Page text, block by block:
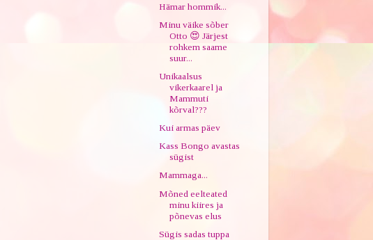
Hämar hommik...
Minu väike sõber
Otto 😍 Järjest
rohkem saame
suur...
Unikaalsus
vikerkaarel ja
Mammuti
kõrval???
Kui armas päev
Kass Bongo avastas
sügist
Mammaga...
Mõned eelteated
minu kiires ja
põnevas elus
Sügis sadas tuppa